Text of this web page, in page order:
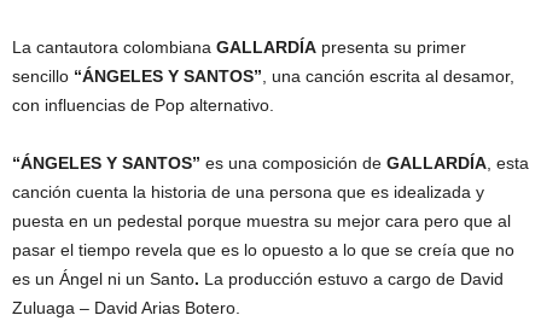
La cantautora colombiana GALLARDÍA presenta su primer
sencillo “ÁNGELES Y SANTOS” , una canción escrita al desamor,
con influencias de Pop alternativo.
“ÁNGELES Y SANTOS” es una composición de GALLARDÍA , esta
canción cuenta la historia de una persona que es idealizada y
puesta en un pedestal porque muestra su mejor cara pero que al
pasar el tiempo revela que es lo opuesto a lo que se creía que no
es un Ángel ni un Santo. La producción estuvo a cargo de David
Zuluaga – David Arias Botero.